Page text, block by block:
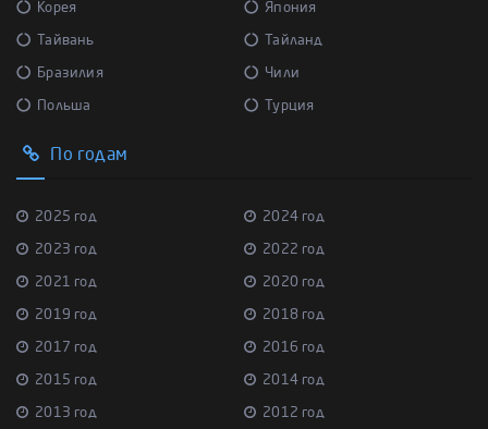
Корея Япония
Тайвань Тайланд
Бразилия Чили
Польша Турция
По годам
2025 год 2024 год
2023 год 2022 год
2021 год 2020 год
2019 год 2018 год
2017 год 2016 год
2015 год 2014 год
2013 год 2012 год